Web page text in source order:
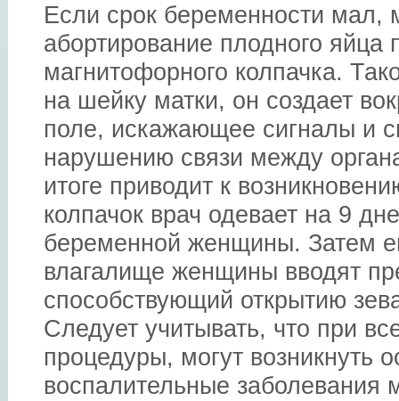
Если срок беременности мал,
абортирование плодного яйца
магнитофорного колпачка.
на шейку матки, он создает
поле, искажающее сигналы и
нарушению связи между
итоге приводит к
колпачок врач одевает на 9
беременной женщины. Затем
влагалище женщины вводят
способствующий открытию
Следует учитывать, что при
процедуры, могут возникнуть
воспалительные заболевания